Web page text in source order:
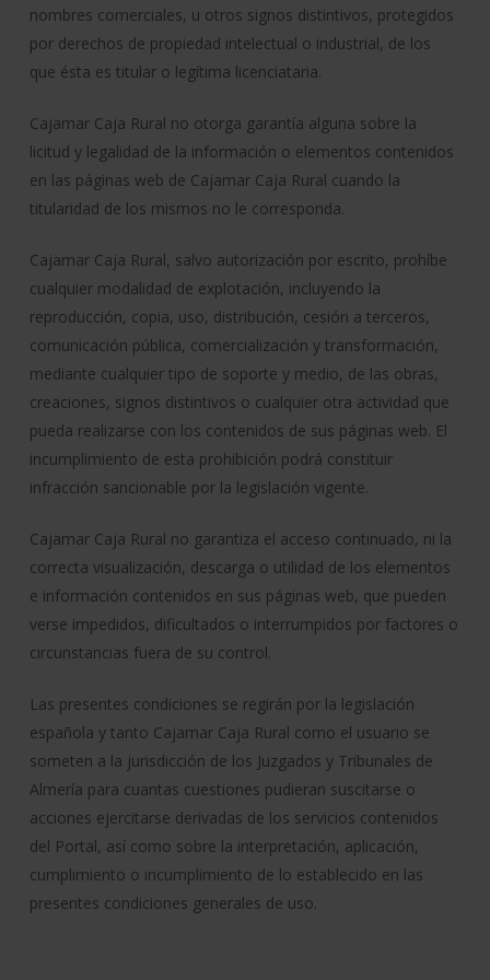
nombres comerciales, u otros signos distintivos, protegidos
por derechos de propiedad intelectual o industrial, de los
que ésta es titular o legítima licenciataria.
Cajamar Caja Rural no otorga garantía alguna sobre la
licitud y legalidad de la información o elementos contenidos
en las páginas web de Cajamar Caja Rural cuando la
titularidad de los mismos no le corresponda.
Cajamar Caja Rural, salvo autorización por escrito, prohíbe
cualquier modalidad de explotación, incluyendo la
reproducción, copia, uso, distribución, cesión a terceros,
comunicación pública, comercialización y transformación,
mediante cualquier tipo de soporte y medio, de las obras,
creaciones, signos distintivos o cualquier otra actividad que
pueda realizarse con los contenidos de sus páginas web. El
incumplimiento de esta prohibición podrá constituir
infracción sancionable por la legislación vigente.
Cajamar Caja Rural no garantiza el acceso continuado, ni la
correcta visualización, descarga o utilidad de los elementos
e información contenidos en sus páginas web, que pueden
verse impedidos, dificultados o interrumpidos por factores o
circunstancias fuera de su control.
Las presentes condiciones se regirán por la legislación
española y tanto Cajamar Caja Rural como el usuario se
someten a la jurisdicción de los Juzgados y Tribunales de
Almería para cuantas cuestiones pudieran suscitarse o
acciones ejercitarse derivadas de los servicios contenidos
del Portal, así como sobre la interpretación, aplicación,
cumplimiento o incumplimiento de lo establecido en las
presentes condiciones generales de uso.